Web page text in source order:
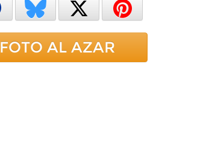
FOTO AL AZAR